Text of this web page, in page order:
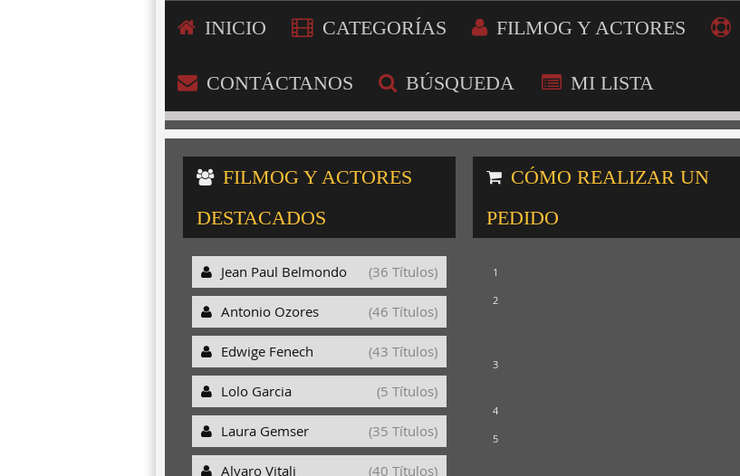
INICIO CATEGORÍAS FILMOG Y ACTORES
CONTÁCTANOS BÚSQUEDA MI LISTA
FILMOG Y ACTORES
DESTACADOS
Jean Paul Belmondo (36 Títulos)
Antonio Ozores (46 Títulos)
Edwige Fenech (43 Títulos)
Lolo Garcia (5 Títulos)
Laura Gemser (35 Títulos)
Alvaro Vitali (40 Títulos)
CÓMO REALIZAR UN
PEDIDO
1
2
3
4
5